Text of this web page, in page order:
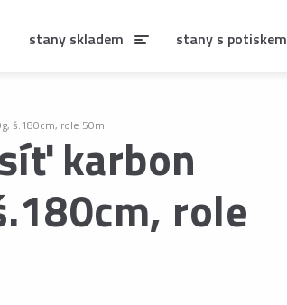
š.180cm, role 50m
karbon
role
stany skladem stany s potiskem